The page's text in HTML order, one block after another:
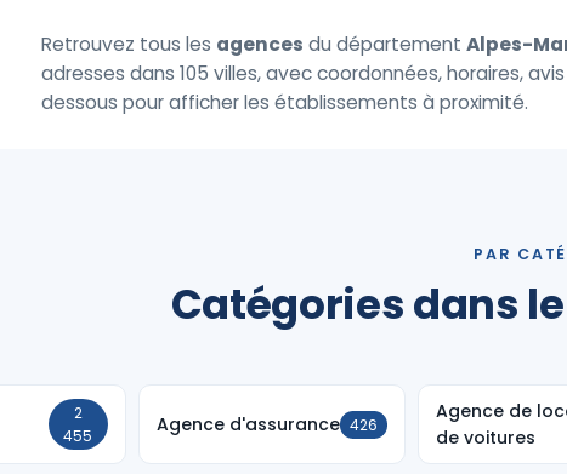
Retrouvez tous les agences du département Alpes-
adresses dans 105 villes, avec coordonnées, horaires,
dessous pour afficher les établissements à proximité.
PAR
Catégories dans
2
455
Agence d'assurance 426
Agence de
de voitures